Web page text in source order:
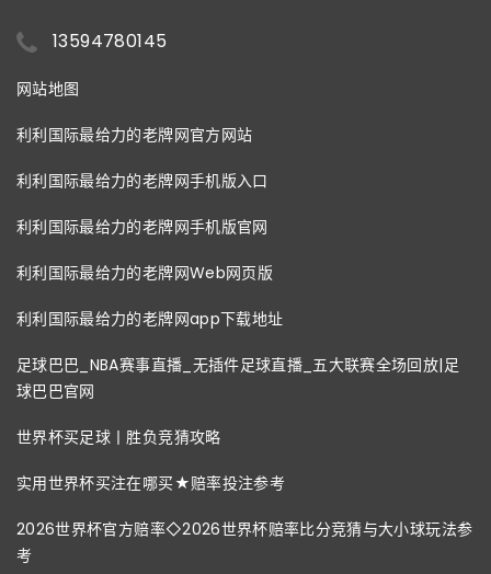
13594780145
网站地图
利利国际最给力的老牌网官方网站
利利国际最给力的老牌网手机版入口
利利国际最给力的老牌网手机版官网
利利国际最给力的老牌网Web网页版
利利国际最给力的老牌网app下载地址
足球巴巴_NBA赛事直播_无插件足球直播_五大联赛全场回放|足
球巴巴官网
世界杯买足球丨胜负竞猜攻略
实用世界杯买注在哪买★赔率投注参考
2026世界杯官方赔率◇2026世界杯赔率比分竞猜与大小球玩法参
考